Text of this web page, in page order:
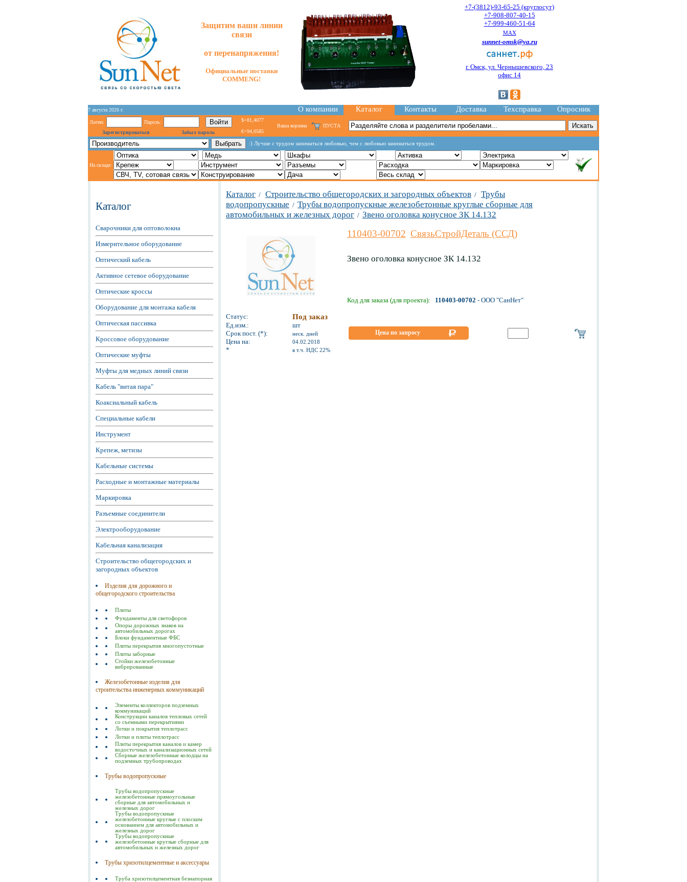
Защитим ваши линии
связи
от перенапряжения!
Официальные поставки
COMMENG!
+7-(3812)-93-65-25 (круглосут)
+7-908-807-40-15
+7-999-460-51-64
MAX
sunnet-omsk@ya.ru
г. Омск, ул. Чернышевского, 23
офис 14
7 августа 2026 г. О компании Каталог Контакты Доставка Техсправка Опросник
Логин:
Пароль:
Зарегистрироваться
Забыл пароль
$=81,4077
€=94,0585
Ваша корзина ПУСТА
:) Лучше с трудом заниматься любовью, чем с любовью заниматься трудом.
На складе:
Каталог
Сварочники для оптоволокна
Измерительное оборудование
Оптический кабель
Активное сетевое оборудование
Оптические кроссы
Оборудование для монтажа кабеля
Оптическая пассивка
Кроссовое оборудование
Оптические муфты
Муфты для медных линий связи
Кабель "витая пара"
Коаксиальный кабель
Специальные кабели
Инструмент
Крепеж, метизы
Кабельные системы
Расходные и монтажные материалы
Маркировка
Разъемные соединители
Электрооборудование
Кабельная канализация
Строительство общегородских и
загородных объектов
Изделия для дорожного и
общегородского строительства
Плиты
Фундаменты для светофоров
Опоры дорожных знаков на
автомобильных дорогах
Блоки фундаментные ФБС
Плиты перекрытия многопустотные
Плиты заборные
Стойки железобетонные
вибрированные
Железобетонные изделия для
строительства инженерных коммуникаций
Элементы коллекторов подземных
коммуникаций
Конструкции каналов тепловых сетей
со съемными перекрытиями
Лотки и покрытия теплотрасс
Лотки и плиты теплотрасс
Плиты перекрытия каналов и камер
водосточных и канализационных сетей
Сборные железобетонные колодцы на
подземных трубопроводах
Трубы водопропускные
Трубы водопропускные
железобетонные прямоугольные
сборные для автомобильных и
железных дорог
Трубы водопропускные
железобетонные круглые с плоским
основанием для автомобильных и
железных дорог
Трубы водопропускные
железобетонные круглые сборные для
автомобильных и железных дорог
Трубы хризотилцементные и аксессуары
Труба хризотилцементная безнапорная
Каталог / Строительство общегородских и загородных объектов / Трубы
водопропускные / Трубы водопропускные железобетонные круглые сборные для
автомобильных и железных дорог / Звено оголовка конусное ЗК 14.132
110403-00702 СвязьСтройДеталь (ССД)
Звено оголовка конусное ЗК 14.132
Код для заказа (для проекта): 110403-00702 - ООО "СанНет"
Статус: Под заказ
Ед.изм.:
шт
Срок пост. (*):
неск. дней
Цена на: 04.02.2018
* в т.ч. НДС 22%
Цена по запросу